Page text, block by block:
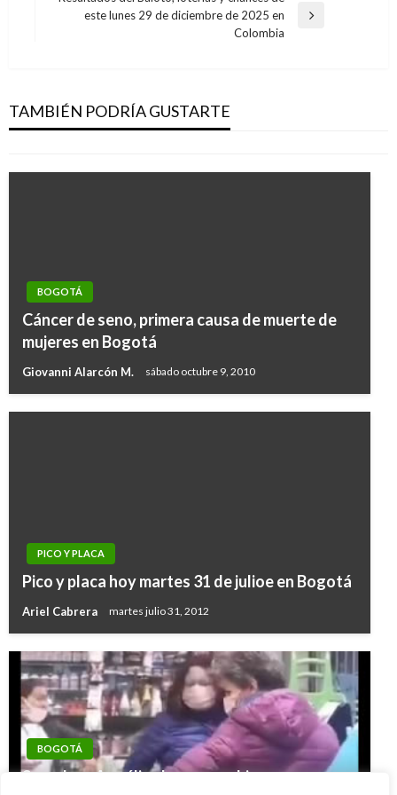
entradas
Entrada
este lunes 29 de diciembre de 2025 en
Colombia
TAMBIÉN PODRÍA GUSTARTE
venezolanos
Manuel Reyes Beltran miércoles febrero 13, 2019
BOGOTÁ
Cáncer de seno, primera causa de muerte de
mujeres en Bogotá
Giovanni Alarcón M. sábado octubre 9, 2010
PICO Y PLACA
Pico y placa hoy martes 31 de julioe en Bogotá
Ariel Cabrera martes julio 31, 2012
BOGOTÁ
Senadora Angélica Lozano se hizo poner un